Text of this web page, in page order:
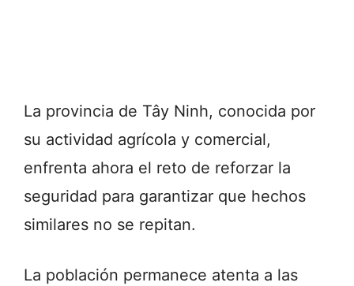
La provincia de Tây Ninh, conocida por
su actividad agrícola y comercial,
enfrenta ahora el reto de reforzar la
seguridad para garantizar que hechos
similares no se repitan.
La población permanece atenta a las